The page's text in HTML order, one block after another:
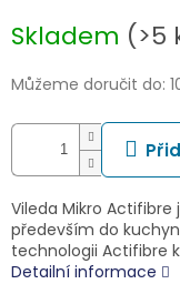
cena:
Skladem (>5
Můžeme doručit do:
Vileda Mikro
především do
technologii Actifibre
Detailní informace